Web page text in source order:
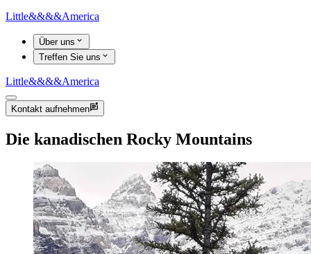
Little&&&&America
Über uns
Treffen Sie uns
Little&&&&America
Kontakt aufnehmen
Die kanadischen Rocky Mountains